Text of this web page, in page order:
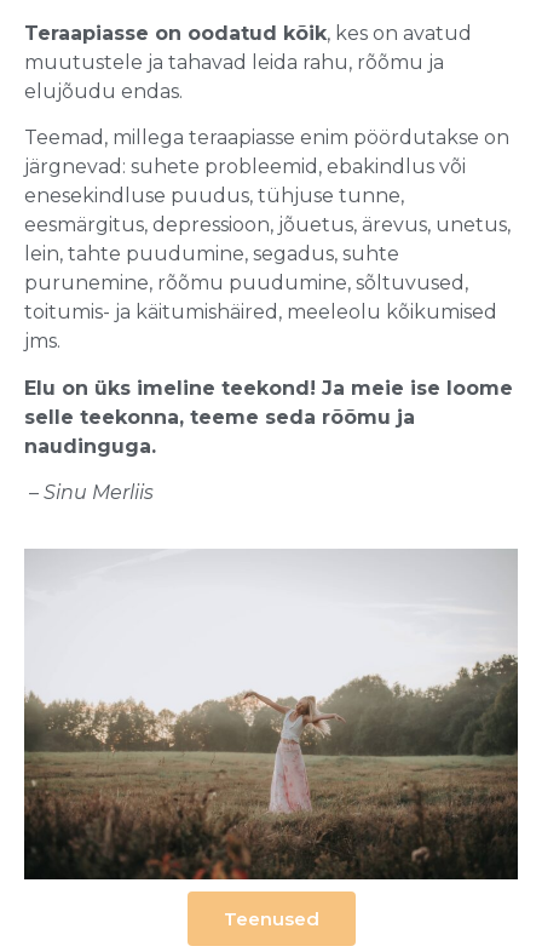
Teraapiasse on oodatud kõik, kes on avatud
muutustele ja tahavad leida rahu, rõõmu ja
elujõudu endas.
Teemad, millega teraapiasse enim pöördutakse on
järgnevad: suhete probleemid, ebakindlus või
enesekindluse puudus, tühjuse tunne,
eesmärgitus, depressioon, jõuetus, ärevus, unetus,
lein, tahte puudumine, segadus, suhte
purunemine, rõõmu puudumine, sõltuvused,
toitumis- ja käitumishäired, meeleolu kõikumised
jms.
Elu on üks imeline teekond! Ja meie ise loome
selle teekonna, teeme seda rõõmu ja
naudinguga.
– Sinu Merliis
Teenused